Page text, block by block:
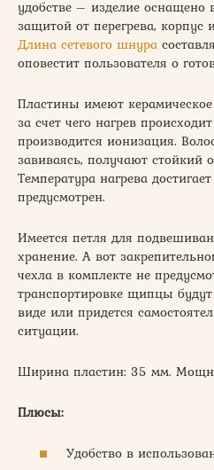
удобстве – изделие
защитой от перегрева, корпус
Длина сетевого шнура
оповестит пользователя о
Пластины имеют
за счет чего нагрев
производится ионизация.
завиваясь, получают стойкий
Температура нагрева
предусмотрен.
Имеется петля для
хранение. А вот
чехла в комплекте не
транспортировке щипцы
виде или придется
ситуации.
Ширина пластин: 35 мм.
Плюсы:
Удобство в